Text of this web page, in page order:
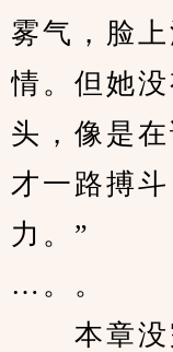
雾气，脸
情。但她
头，像是
才一路搏
力。”
…。。
本章没